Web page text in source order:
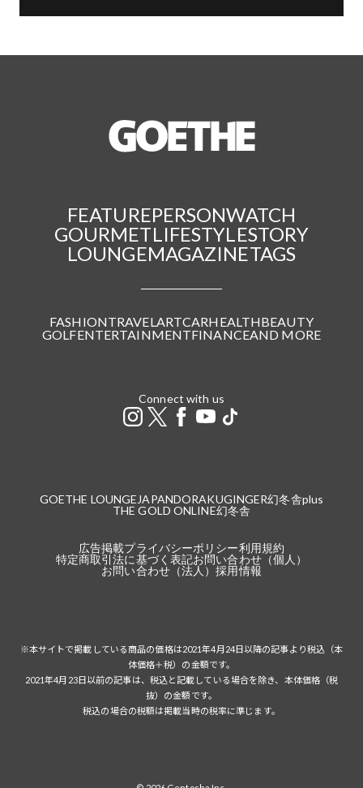
FEATUREPERSONWATCH
GOURMETLIFESTYLESTORY
LOUNGEMAGAZINETAGS
FASHIONTRAVELARTCARHEALTHBEAUTY
GOLFENTERTAINMENTFINANCEAND MORE
Connect with us
GOETHE LOUNGE JAPANDORAKUGINGER幻冬舎plus
THE GOLD ONLINE幻冬舎
広告掲載プライバシーポリシー利用規約
特定商取引法に基づく表記お問い合わせ（個人）
お問い合わせ（法人）採用情報
※本サイトで掲載している商品の価格は2021年4月24日以降の記事より税込（本
体価格＋税）の金額です。
2021年4月23日以前の記事は、税込と記載している場合を除き、本体価格（税
抜）の金額です。
税込の場合の税額は掲載当時の税率に準じます。